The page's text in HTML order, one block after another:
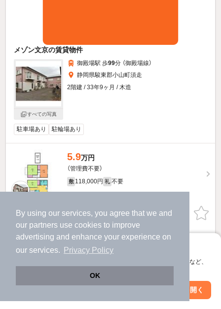
By using our services, you agree that we and
our partners use cookies to improve
advertising and enhance your experience on
our services.
Privacy Policy
OK
アプリに切り替えて、サクサクお部屋探し
会員登録なしですぐ使える。マップ検索やお気に入り保存など、
アプリを開く
メゾン文京の賃貸物件
すべての写真
御殿場駅 歩99分 （御殿場線）
静岡県駿東郡小山町須走
2階建 / 33年9ヶ月 / 木造
駐車場あり 駐輪場あり
5.9万円
（管理費不要）
敷 118,000円 礼 不要
お問い合わせ（無料）
提供
（管理費不要）
敷 118,000円 礼 不要
絞り込み条件を変更